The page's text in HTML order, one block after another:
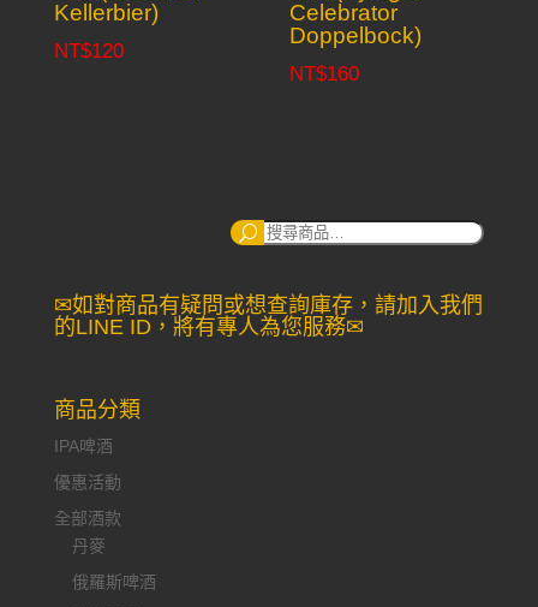
Kellerbier)
NT$120
Celebrator
Doppelbock)
NT$160
搜
✉如對商品有疑問或想查詢庫存，請加入我們
的LINE ID，將有專人為您服務✉
商品分類
IPA啤酒
優惠活動
全部酒款
丹麥
俄羅斯啤酒